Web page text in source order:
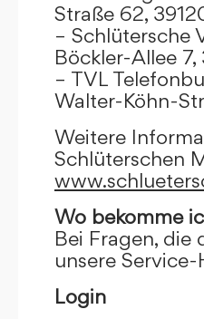
Straße 62,
– Schlütersche
Böckler-Allee
– TVL
Walter-Köhn-
Weitere
Schlüterschen
Wo bekomme
Bei Fragen, die
unsere
Login